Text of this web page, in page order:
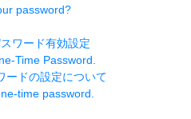
password?
ワード有効設定
Time Password.
ードの設定について
time password.